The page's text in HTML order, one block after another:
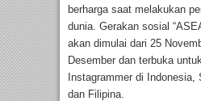
berharga saat melakukan
dunia. Gerakan sosial
akan dimulai dari 25
Desember dan terbuka
Instagrammer di Indonesia,
dan Filipina.